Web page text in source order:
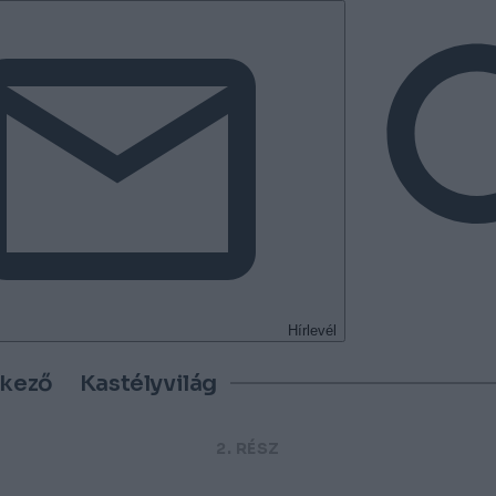
Hírlevél
Kastélyvilág